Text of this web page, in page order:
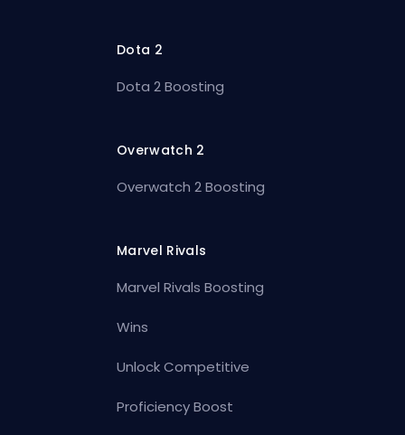
Dota 2
Dota 2 Boosting
Overwatch 2
Overwatch 2 Boosting
Marvel Rivals
Marvel Rivals Boosting
Wins
Unlock Competitive
Proficiency Boost